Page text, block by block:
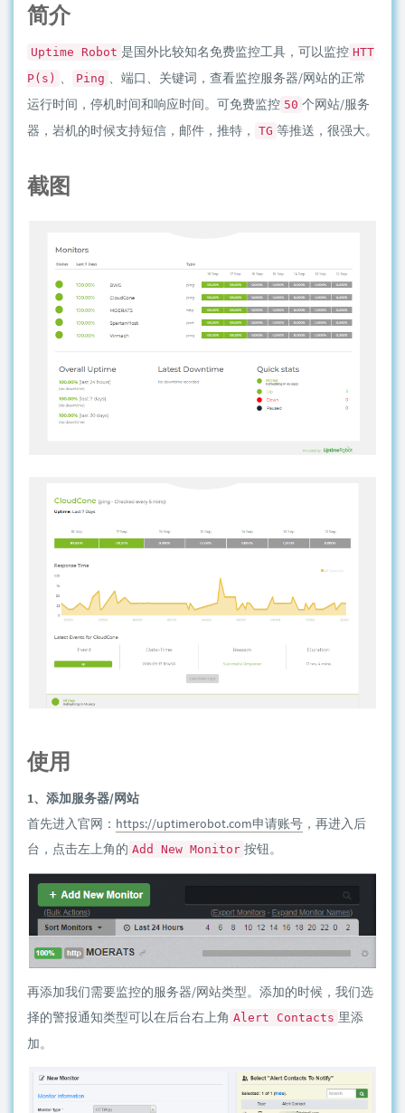
简介
Uptime Robot 是国外比较知名免费监控工具，可以监控 HTT
P(s) 、 Ping 、端口、关键词，查看监控服务器/网站的正常
运行时间，停机时间和响应时间。可免费监控 50 个网站/服务
器，岩机的时候支持短信，邮件，推特，
TG 等推送，很强大。
截图
使用
1、添加服务器/网站
首先进入官网： https://uptimerobot.com申请账号 ，再进入后
台，点击左上角的 Add New Monitor 按钮。
再添加我们需要监控的服务器/网站类型。添加的时候，我们选
择的警报通知类型可以在后台右上角 Alert Contacts 里添
加。